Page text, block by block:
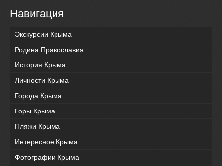
Навигация
Экскурсии Крыма
Родина Православия
История Крыма
Личности Крыма
Города Крыма
Горы Крыма
Пляжи Крыма
Интересное Крыма
Фотографии Крыма